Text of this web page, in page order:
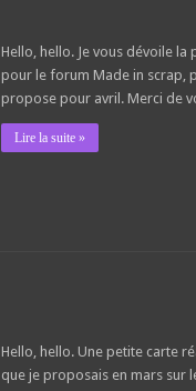
Hello, hello. Je vous dévoile la
pour le forum Made in scrap,
propose pour avril. Merci de
Lire la suite »
Hello, hello. Une petite carte
que je proposais en mars sur